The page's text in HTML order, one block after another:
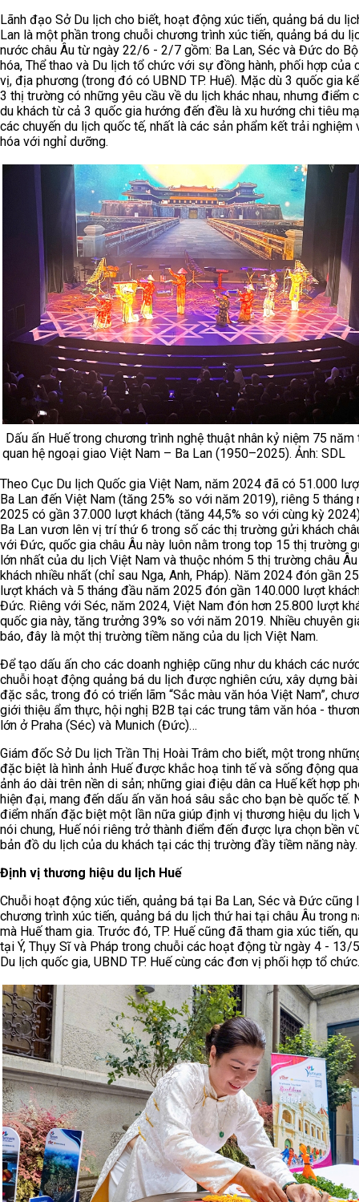
Lãnh đạo Sở Du lịch cho biết, hoạt động xúc tiến, quảng bá du
Lan là một phần trong chuỗi chương trình xúc tiến, quảng bá du
nước châu Âu từ ngày 22/6 - 2/7 gồm: Ba Lan, Séc và Đức do
hóa, Thể thao và Du lịch tổ chức với sự đồng hành, phối hợp của
vị, địa phương (trong đó có UBND TP. Huế). Mặc dù 3 quốc gia
3 thị trường có những yêu cầu về du lịch khác nhau, nhưng điểm
du khách từ cả 3 quốc gia hướng đến đều là xu hướng chi tiêu
các chuyến du lịch quốc tế, nhất là các sản phẩm kết trải nghiệm
hóa với nghỉ dưỡng.
Dấu ấn Huế trong chương trình nghệ thuật nhân kỷ niệm 75
quan hệ ngoại giao Việt Nam – Ba Lan (1950–2025). Ảnh: SDL
Theo Cục Du lịch Quốc gia Việt Nam, năm 2024 đã có 51.000
Ba Lan đến Việt Nam (tăng 25% so với năm 2019), riêng 5 tháng
2025 có gần 37.000 lượt khách (tăng 44,5% so với cùng kỳ
Ba Lan vươn lên vị trí thứ 6 trong số các thị trường gửi khách
với Đức, quốc gia châu Âu này luôn nằm trong top 15 thị trường
lớn nhất của du lịch Việt Nam và thuộc nhóm 5 thị trường châu
khách nhiều nhất (chỉ sau Nga, Anh, Pháp). Năm 2024 đón gần
lượt khách và 5 tháng đầu năm 2025 đón gần 140.000 lượt
Đức. Riêng với Séc, năm 2024, Việt Nam đón hơn 25.800 lượt
quốc gia này, tăng trưởng 39% so với năm 2019. Nhiều chuyên
báo, đây là một thị trường tiềm năng của du lịch Việt Nam.
Để tạo dấu ấn cho các doanh nghiệp cũng như du khách các
chuỗi hoạt động quảng bá du lịch được nghiên cứu, xây dựng
đặc sắc, trong đó có triển lãm “Sắc màu văn hóa Việt Nam”,
giới thiệu ẩm thực, hội nghị B2B tại các trung tâm văn hóa -
lớn ở Praha (Séc) và Munich (Đức)…
Giám đốc Sở Du lịch Trần Thị Hoài Trâm cho biết, một trong
đặc biệt là hình ảnh Huế được khắc hoạ tinh tế và sống động
ảnh áo dài trên nền di sản; những giai điệu dân ca Huế kết hợp
hiện đại, mang đến dấu ấn văn hoá sâu sắc cho bạn bè quốc tế.
điểm nhấn đặc biệt một lần nữa giúp định vị thương hiệu du lịch
nói chung, Huế nói riêng trở thành điểm đến được lựa chọn bền
bản đồ du lịch của du khách tại các thị trường đầy tiềm năng này.
Định vị thương hiệu du lịch Huế
Chuỗi hoạt động xúc tiến, quảng bá tại Ba Lan, Séc và Đức cũng
chương trình xúc tiến, quảng bá du lịch thứ hai tại châu Âu trong
mà Huế tham gia. Trước đó, TP. Huế cũng đã tham gia xúc tiến,
tại Ý, Thụy Sĩ và Pháp trong chuỗi các hoạt động từ ngày 4 - 13/
Du lịch quốc gia, UBND TP. Huế cùng các đơn vị phối hợp tổ chức.